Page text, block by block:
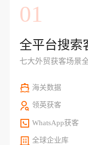
01
全平台搜索
七大外贸获客场景
海关数据
领英获客
WhatsApp获客
全球企业库